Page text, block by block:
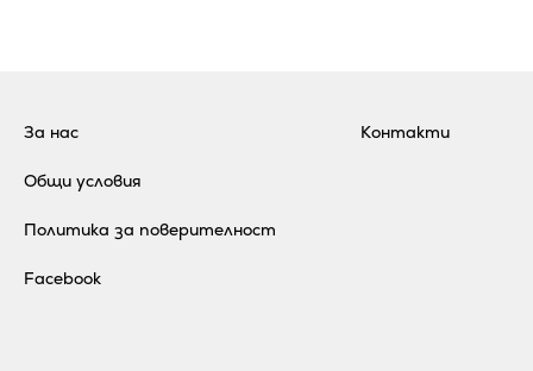
За нас
Общи условия
Политика за поверителност
Контакти
Facebook